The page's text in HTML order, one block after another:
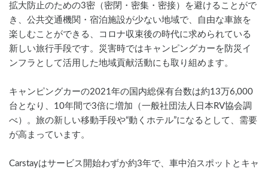
拡大防止のための3密（密閉・密集・密接）を避けることがで
き、公共交通機関・宿泊施設が少ない地域で、自由な車旅を
楽しむことができる、コロナ収束後の時代に求められている
新しい旅行手段です。災害時ではキャンピングカーを防災イ
ンフラとして活用した地域貢献活動にも取り組めます。
キャンピングカーの2021年の国内総保有台数は約13万6,000
台となり、10年間で3倍に増加（一般社団法人日本RV協会調
べ）。旅の新しい移動手段や“動くホテル”になるとして、需要
が高まっています。
Carstayはサービス開始わずか約3年で、車中泊スポットとキャ